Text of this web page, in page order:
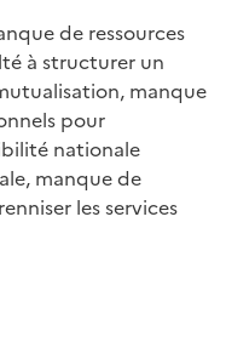
de ressources
à structurer un
manque
pour
nationale
manque de
les services